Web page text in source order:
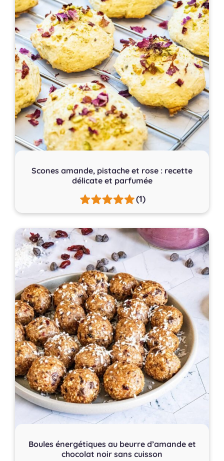
Scones amande, pistache et rose : recette
délicate et parfumée
(1)
Boules énergétiques au beurre d’amande et
chocolat noir sans cuisson